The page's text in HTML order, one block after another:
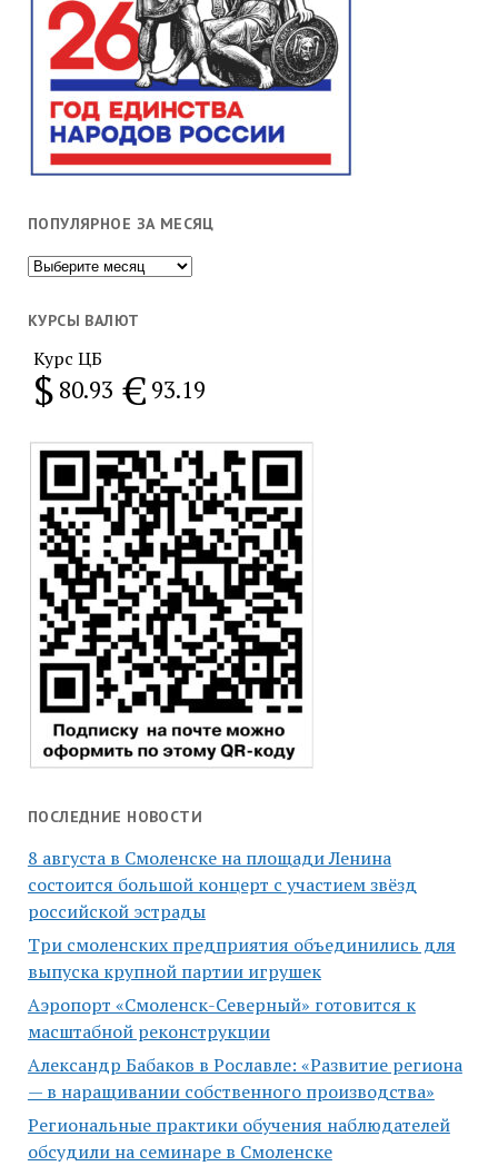
ПОПУЛЯРНОЕ ЗА МЕСЯЦ
Популярное
месяц
КУРСЫ ВАЛЮТ
Курс ЦБ
$ 80.93 € 93.19
ПОСЛЕДНИЕ НОВОСТИ
8 августа в Смоленске на площади Ленина
состоится большой концерт с участием звёзд
российской эстрады
Три смоленских предприятия объединились для
выпуска крупной партии игрушек
Аэропорт «Смоленск-Северный» готовится к
масштабной реконструкции
Александр Бабаков в Рославле: «Развитие региона
— в наращивании собственного производства»
Региональные практики обучения наблюдателей
обсудили на семинаре в Смоленске